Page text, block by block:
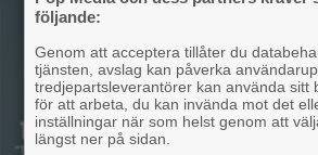
följande:
Genom att acceptera tillåter du
tjänsten, avslag kan påverka
tredjepartsleverantörer kan använda sitt
för att arbeta, du kan invända mot det
inställningar när som helst genom att
längst ner på sidan.